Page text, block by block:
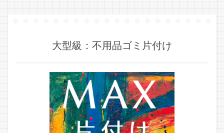
大型級：不用品ゴミ片付け